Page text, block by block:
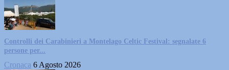
Controlli dei Carabinieri a Montelago Celtic Festival: segnalate 6
persone per...
Cronaca 6 Agosto 2026